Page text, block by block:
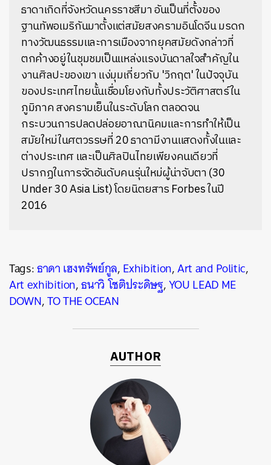
ธาดาเกิดที่จังหวัดนครราชสีมา อันเป็นที่ตั้งของ
ฐานทัพอเมริกันมาตั้งแต่สมัยสงครามอินโดจีน มรดก
ทางวัฒนธรรมและการเมืองจากยุคสมัยดังกล่าวที่
ตกค้างอยู่ในชุมชมเป็นแหล่งแรงบันดาลใจสำคัญใน
งานศิลปะของเขา แง่มุมเกี่ยวกับ 'วิกฤต' ในปัจจุบัน
ของประเทศไทยนั้นเชื่อมโยงกับทั้งประวัติศาสตร์ใน
ภูมิภาค สงครามเย็นในระดับโลก ตลอดจน
กระบวนการปลดปล่อยอาณานิคมและการทำให้เป็น
สมัยใหม่ในศตวรรษที่ 20 ธาดามีงานแสดงทั้งในและ
ต่างประเทศ และเป็นศิลปินไทยเพียงคนเดียวที่
ปรากฏในการจัดอันดับคนรุ่นใหม่ผู้น่าจับตา (30
Under 30 Asia List) โดยนิตยสาร Forbes ในปี
2016
Tags:ธาดา เฮงทรัพย์กูล,Exhibition,Art and Politic,
Art exhibition,ธนาวิ โชติประดิษฐ,YOU LEAD ME
DOWN,TO THE OCEAN
AUTHOR